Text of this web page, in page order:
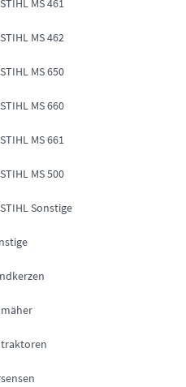
STIHL MS 461
STIHL MS 462
STIHL MS 650
STIHL MS 660
STIHL MS 661
STIHL MS 500
STIHL Sonstige